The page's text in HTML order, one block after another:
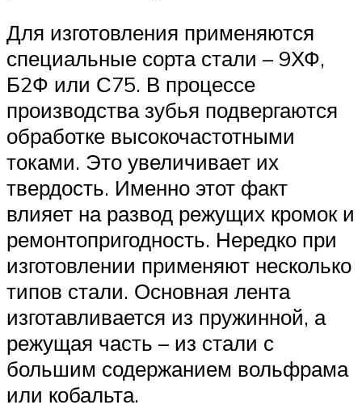
Для изготовления применяются
специальные сорта стали – 9ХФ,
Б2Ф или С75. В процессе
производства зубья подвергаются
обработке высокочастотными
токами. Это увеличивает их
твердость. Именно этот факт
влияет на развод режущих кромок и
ремонтопригодность. Нередко при
изготовлении применяют несколько
типов стали. Основная лента
изготавливается из пружинной, а
режущая часть – из стали с
большим содержанием вольфрама
или кобальта.